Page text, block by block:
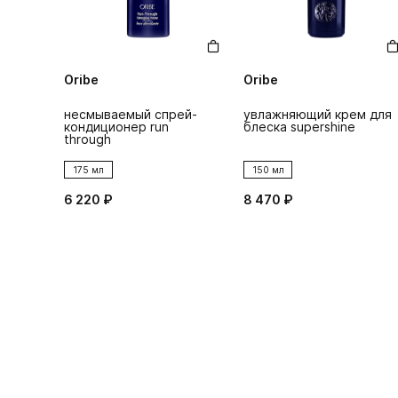
Oribe
несмываемый спрей-
кондиционер run
through
175 мл
6 220 ₽
Oribe
увлажняющий крем для
блеска supershine
150 мл
8 470 ₽